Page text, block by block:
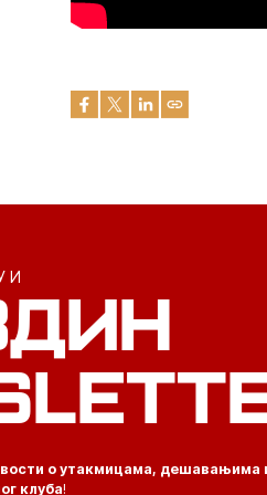
И
о утакмицама, дешавањима
клуба!